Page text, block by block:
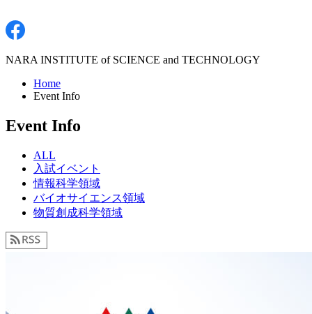
NARA INSTITUTE of SCIENCE and TECHNOLOGY
Home
Event Info
Event Info
ALL
入試イベント
情報科学領域
バイオサイエンス領域
物質創成科学領域